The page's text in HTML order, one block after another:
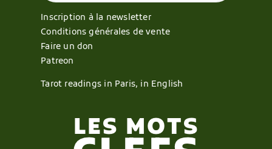
Inscription à la newsletter
Conditions générales de vente
Faire un don
Patreon
Tarot readings in Paris, in English